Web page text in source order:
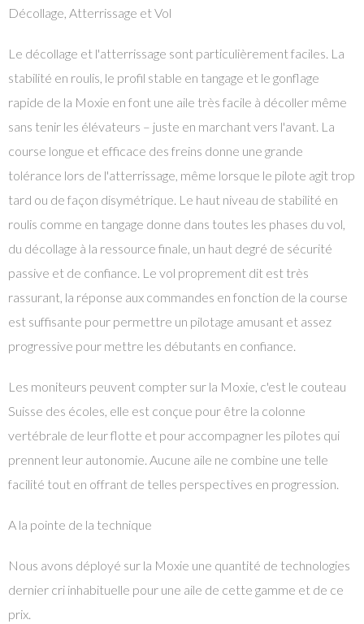
Décollage, Atterrissage et Vol
Le décollage et l'atterrissage sont particulièrement faciles. La
stabilité en roulis, le profil stable en tangage et le gonflage
rapide de la Moxie en font une aile très facile à décoller même
sans tenir les élévateurs – juste en marchant vers l'avant. La
course longue et efficace des freins donne une grande
tolérance lors de l'atterrissage, même lorsque le pilote agit trop
tard ou de façon disymétrique. Le haut niveau de stabilité en
roulis comme en tangage donne dans toutes les phases du vol,
du décollage à la ressource finale, un haut degré de sécurité
passive et de confiance. Le vol proprement dit est très
rassurant, la réponse aux commandes en fonction de la course
est suffisante pour permettre un pilotage amusant et assez
progressive pour mettre les débutants en confiance.
Les moniteurs peuvent compter sur la Moxie, c'est le couteau
Suisse des écoles, elle est conçue pour être la colonne
vertébrale de leur flotte et pour accompagner les pilotes qui
prennent leur autonomie. Aucune aile ne combine une telle
facilité tout en offrant de telles perspectives en progression.
A la pointe de la technique
Nous avons déployé sur la Moxie une quantité de technologies
dernier cri inhabituelle pour une aile de cette gamme et de ce
prix.